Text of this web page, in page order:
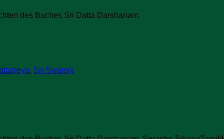
des Buches Sri Datta Darshanam.
, Sri Swamiji